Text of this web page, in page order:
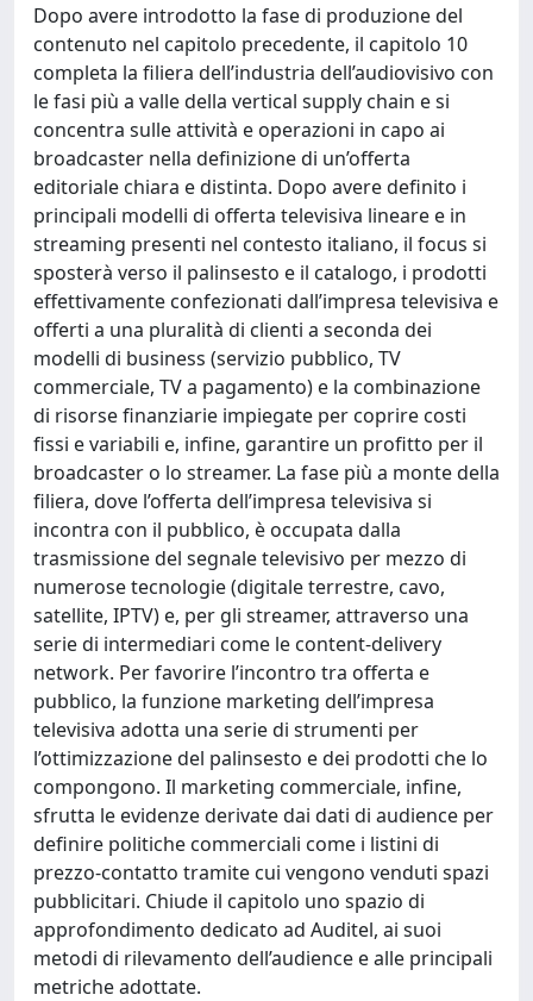
Dopo avere introdotto la fase di produzione del
contenuto nel capitolo precedente, il capitolo 10
completa la filiera dell’industria dell’audiovisivo con
le fasi più a valle della vertical supply chain e si
concentra sulle attività e operazioni in capo ai
broadcaster nella definizione di un’offerta
editoriale chiara e distinta. Dopo avere definito i
principali modelli di offerta televisiva lineare e in
streaming presenti nel contesto italiano, il focus si
sposterà verso il palinsesto e il catalogo, i prodotti
effettivamente confezionati dall’impresa televisiva e
offerti a una pluralità di clienti a seconda dei
modelli di business (servizio pubblico, TV
commerciale, TV a pagamento) e la combinazione
di risorse finanziarie impiegate per coprire costi
fissi e variabili e, infine, garantire un profitto per il
broadcaster o lo streamer. La fase più a monte della
filiera, dove l’offerta dell’impresa televisiva si
incontra con il pubblico, è occupata dalla
trasmissione del segnale televisivo per mezzo di
numerose tecnologie (digitale terrestre, cavo,
satellite, IPTV) e, per gli streamer, attraverso una
serie di intermediari come le content-delivery
network. Per favorire l’incontro tra offerta e
pubblico, la funzione marketing dell’impresa
televisiva adotta una serie di strumenti per
l’ottimizzazione del palinsesto e dei prodotti che lo
compongono. Il marketing commerciale, infine,
sfrutta le evidenze derivate dai dati di audience per
definire politiche commerciali come i listini di
prezzo-contatto tramite cui vengono venduti spazi
pubblicitari. Chiude il capitolo uno spazio di
approfondimento dedicato ad Auditel, ai suoi
metodi di rilevamento dell’audience e alle principali
metriche adottate.